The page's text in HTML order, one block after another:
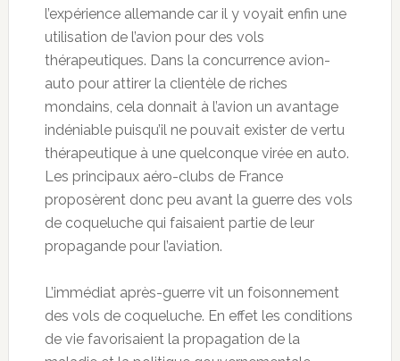
l’expérience allemande car il y voyait enfin une
utilisation de l’avion pour des vols
thérapeutiques. Dans la concurrence avion-
auto pour attirer la clientèle de riches
mondains, cela donnait à l’avion un avantage
indéniable puisqu’il ne pouvait exister de vertu
thérapeutique à une quelconque virée en auto.
Les principaux aéro-clubs de France
proposèrent donc peu avant la guerre des vols
de coqueluche qui faisaient partie de leur
propagande pour l’aviation.
L’immédiat après-guerre vit un foisonnement
des vols de coqueluche. En effet les conditions
de vie favorisaient la propagation de la